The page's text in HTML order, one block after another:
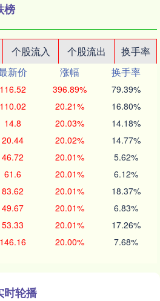
榜
个股流入 个股流出
换手率
新价 涨幅
换手率
116.52 396.89% 79.39%
110.02 20.21% 16.80%
14.8 20.03% 14.18%
20.44 20.02% 14.77%
46.72 20.01% 5.62%
61.6 20.01% 6.12%
83.62 20.01% 18.37%
49.67 20.01% 6.83%
53.33 20.01% 17.26%
146.16 20.00% 7.68%
时轮播